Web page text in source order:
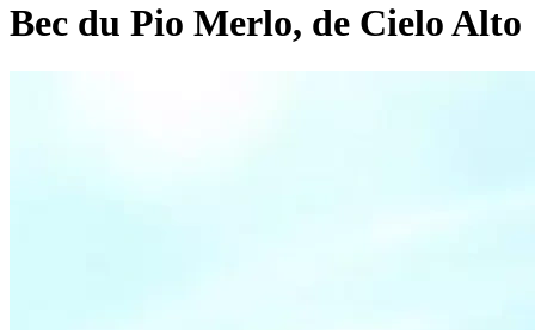
Bec du Pio Merlo, de Cielo Alto